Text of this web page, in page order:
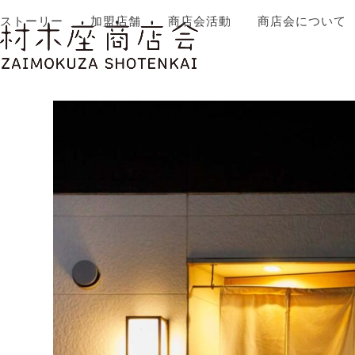
to
content
ストーリー 加盟店舗 商店会活動 商店会について